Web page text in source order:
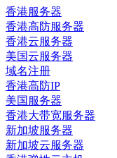
香港服务器
香港高防服务器
香港云服务器
美国云服务器
域名注册
香港高防IP
美国服务器
香港大带宽服务器
新加坡服务器
新加坡云服务器